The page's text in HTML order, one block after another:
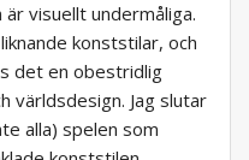
visuellt undermåliga.
konststilar, och
det en obestridlig
världsdesign. Jag slutar
alla) spelen som